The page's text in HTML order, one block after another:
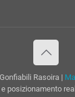
Rasoira |
posizionamento